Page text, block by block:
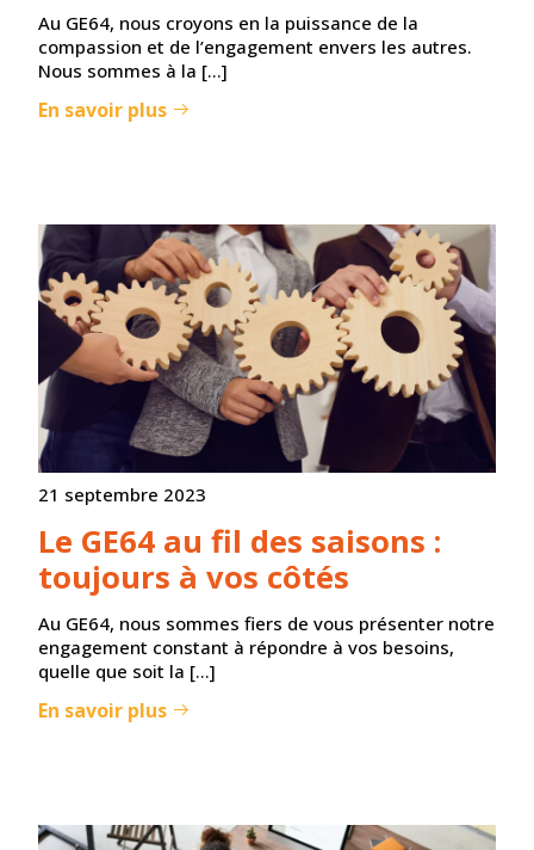
Au GE64, nous croyons en la puissance de la
compassion et de l’engagement envers les autres.
Nous sommes à la […]
En savoir plus
21 septembre 2023
Le GE64 au fil des saisons :
toujours à vos côtés
Au GE64, nous sommes fiers de vous présenter notre
engagement constant à répondre à vos besoins,
quelle que soit la […]
En savoir plus